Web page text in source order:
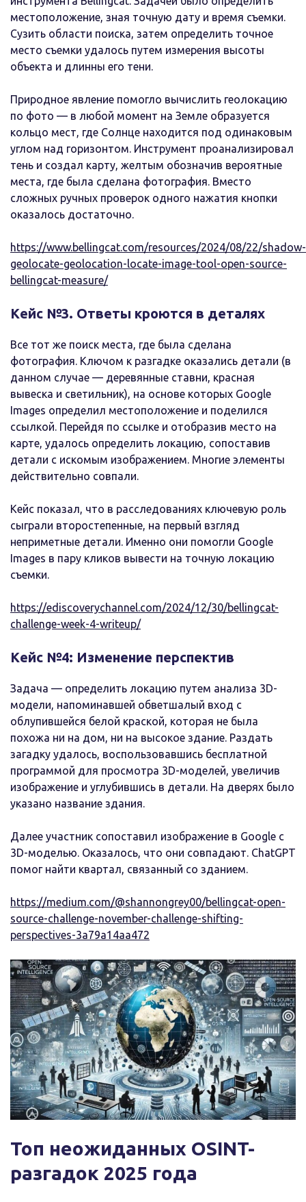
местоположение, зная точную дату и время съемки.
Сузить области поиска, затем определить точное
место съемки удалось путем измерения высоты
объекта и длинны его тени.
Природное явление помогло вычислить геолокацию
по фото — в любой момент на Земле образуется
кольцо мест, где Солнце находится под одинаковым
углом над горизонтом. Инструмент проанализировал
тень и создал карту, желтым обозначив вероятные
места, где была сделана фотография. Вместо
сложных ручных проверок одного нажатия кнопки
оказалось достаточно.
https://www.bellingcat.com/resources/2024/08/22/shadow-
geolocate-geolocation-locate-image-tool-open-source-
bellingcat-measure/
Кейс №3. Ответы кроются в деталях
Все тот же поиск места, где была сделана
фотография. Ключом к разгадке оказались детали (в
данном случае — деревянные ставни, красная
вывеска и светильник), на основе которых Google
Images определил местоположение и поделился
ссылкой. Перейдя по ссылке и отобразив место на
карте, удалось определить локацию, сопоставив
детали с искомым изображением. Многие элементы
действительно совпали.
Кейс показал, что в расследованиях ключевую роль
сыграли второстепенные, на первый взгляд
неприметные детали. Именно они помогли Google
Images в пару кликов вывести на точную локацию
съемки.
https://ediscoverychannel.com/2024/12/30/bellingcat-
challenge-week-4-writeup/
Кейс №4: Изменение перспектив
Задача — определить локацию путем анализа 3D-
модели, напоминавшей обветшалый вход с
облупившейся белой краской, которая не была
похожа ни на дом, ни на высокое здание. Раздать
загадку удалось, воспользовавшись бесплатной
программой для просмотра 3D-моделей, увеличив
изображение и углубившись в детали. На дверях было
указано название здания.
Далее участник сопоставил изображение в Google c
3D-моделью. Оказалось, что они совпадают. ChatGPT
помог найти квартал, связанный со зданием.
https://medium.com/@shannongrey00/bellingcat-open-
source-challenge-november-challenge-shifting-
perspectives-3a79a14aa472
Топ неожиданных OSINT-
разгадок 2025 года